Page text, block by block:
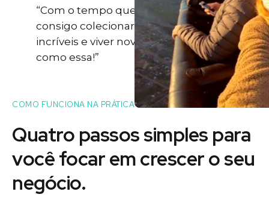
“Com o tempo que eu ganho eu
consigo colecionar momentos
incríveis e viver novas experiências
como essa!”
COMO FUNCIONA NA PRÁTICA
Quatro passos simples para
vocêfocarem crescer o seu
negócio.